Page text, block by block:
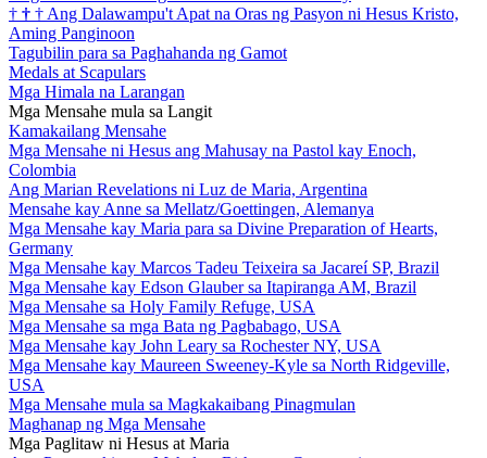
† † † Ang Dalawampu't Apat na Oras ng Pasyon ni Hesus Kristo,
Aming Panginoon
Tagubilin para sa Paghahanda ng Gamot
Medals at Scapulars
Mga Himala na Larangan
Mga Mensahe mula sa Langit
Kamakailang Mensahe
Mga Mensahe ni Hesus ang Mahusay na Pastol kay Enoch,
Colombia
Ang Marian Revelations ni Luz de Maria, Argentina
Mensahe kay Anne sa Mellatz/Goettingen, Alemanya
Mga Mensahe kay Maria para sa Divine Preparation of Hearts,
Germany
Mga Mensahe kay Marcos Tadeu Teixeira sa Jacareí SP, Brazil
Mga Mensahe kay Edson Glauber sa Itapiranga AM, Brazil
Mga Mensahe sa Holy Family Refuge, USA
Mga Mensahe sa mga Bata ng Pagbabago, USA
Mga Mensahe kay John Leary sa Rochester NY, USA
Mga Mensahe kay Maureen Sweeney-Kyle sa North Ridgeville,
USA
Mga Mensahe mula sa Magkakaibang Pinagmulan
Maghanap ng Mga Mensahe
Mga Paglitaw ni Hesus at Maria